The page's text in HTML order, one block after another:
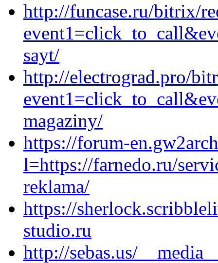
http://funcase.ru/bitrix/
sayt/
http://electrograd.pro/
magaziny/
https://forum-
l=https://farnedo.ru/
reklama/
https://
studio.ru
http://sebas.us/